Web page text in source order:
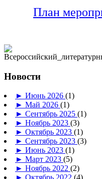
План
Новости
► Июнь 2026 (1)
► Май 2026 (1)
► Сентябрь 2025 (1)
► Ноябрь 2023 (3)
► Октябрь 2023 (1)
► Сентябрь 2023 (3)
► Июнь 2023 (1)
► Март 2023 (5)
► Ноябрь 2022 (2)